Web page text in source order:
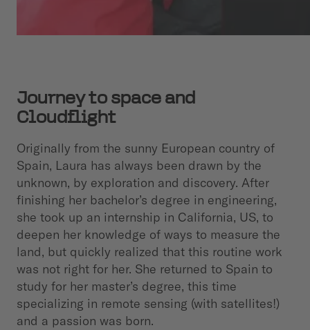
Journey to space and
Cloudflight
Originally from the sunny European country of
Spain, Laura has always been drawn by the
unknown, by exploration and discovery. After
finishing her bachelor’s degree in engineering,
she took up an internship in California, US, to
deepen her knowledge of ways to measure the
land, but quickly realized that this routine work
was not right for her. She returned to Spain to
study for her master’s degree, this time
specializing in remote sensing (with satellites!)
and a passion was born.